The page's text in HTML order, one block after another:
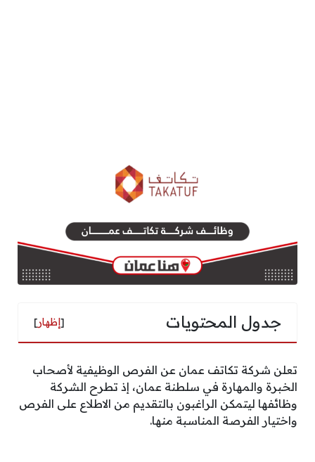
جدول المحتويات [إظهار]
تعلن شركة تكاتف عمان عن الفرص الوظيفية لأصحاب
الخبرة والمهارة في سلطنة عمان، إذ تطرح الشركة
وظائفها ليتمكن الراغبون بالتقديم من الاطلاع على الفرص
واختيار الفرصة المناسبة منها.